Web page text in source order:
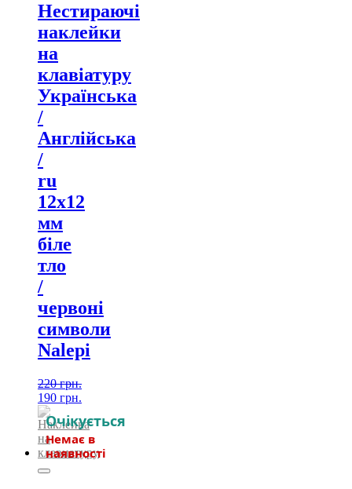
Нестираючі
наклейки
на
клавіатуру
Українська
/
Англійська
/
ru
12х12
мм
біле
тло
/
червоні
символи
Nalepi
220грн.
190 грн.